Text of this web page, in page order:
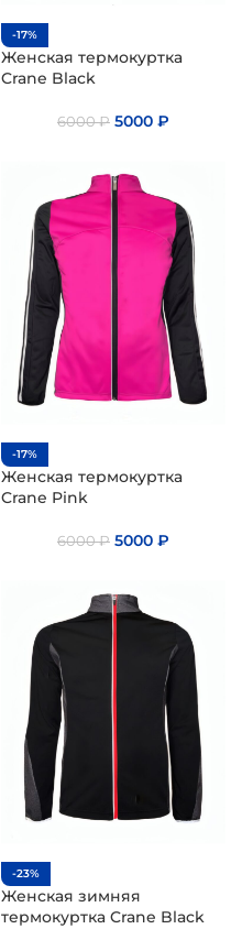
-17%
Женская термокуртка
Crane Black
6000₽ 5000 ₽
-17%
Женская термокуртка
Crane Pink
6000₽ 5000 ₽
-23%
Женская зимняя
термокуртка Crane Black